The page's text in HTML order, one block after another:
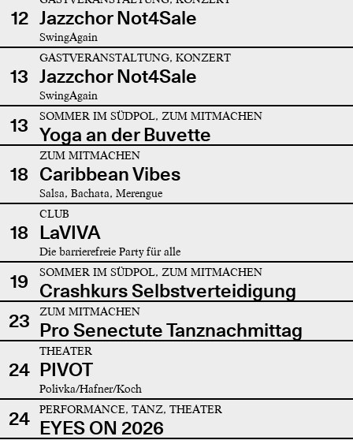
12 Jazzchor Not4Sale
SwingAgain
13
GASTVERANSTALTUNG, KONZERT
Jazzchor Not4Sale
SwingAgain
13 SOMMER IM SÜDPOL, ZUM MITMACHEN
Yoga an der Buvette
18
ZUM MITMACHEN
Caribbean Vibes
Salsa, Bachata, Merengue
18
CLUB
LaVIVA
Die barrierefreie Party für alle
19 SOMMER IM SÜDPOL, ZUM MITMACHEN
Crashkurs Selbstverteidigung
23
ZUM MITMACHEN
Pro Senectute Tanznachmittag
24
THEATER
PIVOT
Polivka/Hafner/Koch
24 PERFORMANCE, TANZ, THEATER
EYES ON 2026